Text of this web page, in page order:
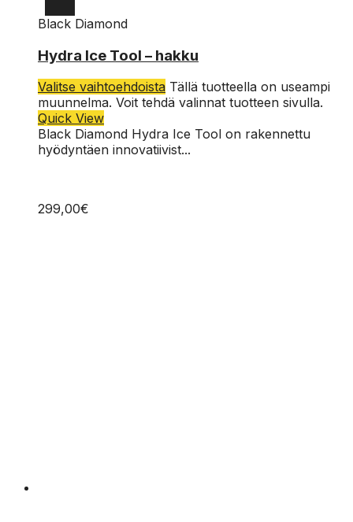
Black Diamond
Hydra Ice Tool – hakku
Valitse vaihtoehdoista Tällä tuotteella on useampi
muunnelma. Voit tehdä valinnat tuotteen sivulla.
Quick View
Black Diamond Hydra Ice Tool on rakennettu
hyödyntäen innovatiivist...
299,00€